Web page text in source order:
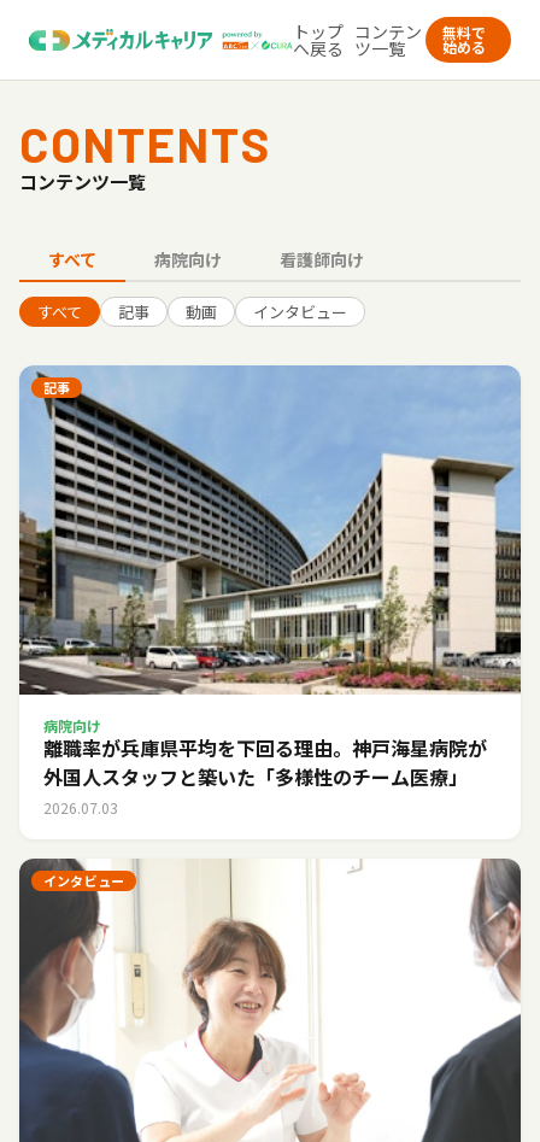
トップ
へ戻る
コンテン
ツ一覧
無料で
始める
CONTENTS
コンテンツ一覧
すべて 病院向け 看護師向け
すべて 記事 動画 インタビュー
記事
病院向け
離職率が兵庫県平均を下回る理由。神戸海星病院が
外国人スタッフと築いた「多様性のチーム医療」
2026.07.03
インタビュー